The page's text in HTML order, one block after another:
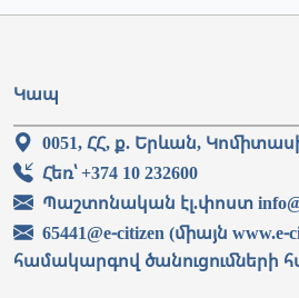
Կապ
0051, ՀՀ, ք. Երևան,
Հեռ՝ +374 10 232600
Պաշտոնական էլ.փոստ
65441@e-citizen (միայն www.e-
համակարգով ծանուցումների